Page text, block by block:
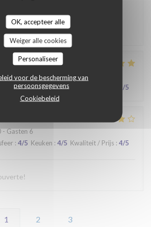
OK, accepteer alle
Weiger alle cookies
Personaliseer
voor de bescherming van
persoonsgegevens
Cookiebeleid
notre déjeuner (moule, carbonade,
etc) et le service. Pourquoi pas y
passage à Lilles.
- Gasten 2
:5/5 Keuken:5/5 /5
Gasten 6
: 4/5 Keuken : 4/5 Kwaliteit / Prijs : 4/5
1 2 3